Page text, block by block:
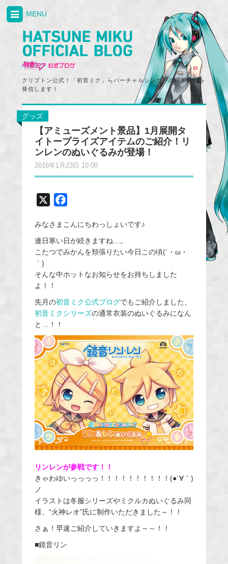
クリプトン公式！「初音ミク」らバーチャルシンガーの最新情報を
発信します！
MENU
グッズ
【アミューズメント景品】1月展開タ
イトープライズアイテムのご紹介！リ
ンレンのぬいぐるみが登場！
2016年1月23日 10:00
c
e
b
o
みなさまこんにちわっしょいです♪
連日寒い日が続きますね…。
こたつでみかんを頬張りたい今日この頃(´・ω・
｀)
そんな中ホットなお知らせをお持ちしました
よ！！
先月の初音ミク公式ブログでもご紹介しました、
初音ミクシリーズの通常衣装のぬいぐるみになん
と…！！
リンレンが参戦です！！
きゃわゆいっっっっ！！！！！！！！！！(●´∀｀)
ノ
イラストは冬服シリーズやミクルカぬいぐるみ同
様、“火神レオ”氏に制作いただきました～！！
さぁ！早速ご紹介していきますよ～～！！
■鏡音リン